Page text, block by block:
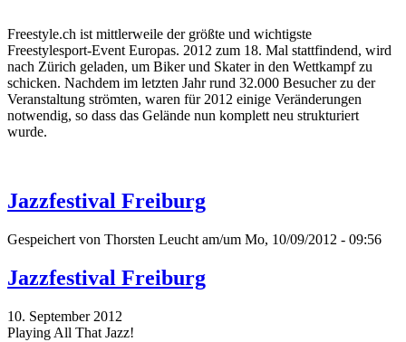
Freestyle.ch ist mittlerweile der größte und wichtigste
Freestylesport-Event Europas. 2012 zum 18. Mal stattfindend, wird
nach Zürich geladen, um Biker und Skater in den Wettkampf zu
schicken. Nachdem im letzten Jahr rund 32.000 Besucher zu der
Veranstaltung strömten, waren für 2012 einige Veränderungen
notwendig, so dass das Gelände nun komplett neu strukturiert
wurde.
Jazzfestival Freiburg
Gespeichert von Thorsten Leucht am/um Mo, 10/09/2012 - 09:56
Jazzfestival Freiburg
10. September 2012
Playing All That Jazz!